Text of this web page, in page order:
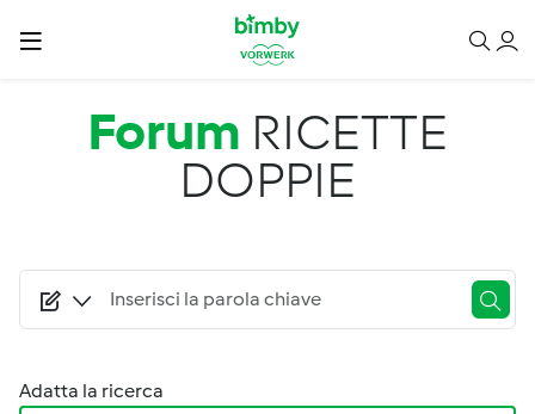
Salta al contenuto principale
Forum RICETTE
DOPPIE
Adatta la ricerca